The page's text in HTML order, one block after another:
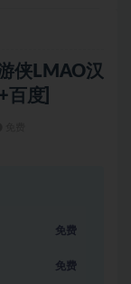
侠LMAO汉
百度]
免费
免费